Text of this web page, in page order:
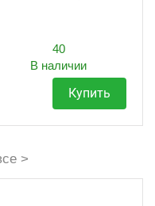
40
В наличии
Купить
>